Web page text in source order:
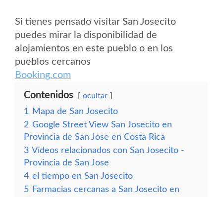
Si tienes pensado visitar San Josecito
puedes mirar la disponibilidad de
alojamientos en este pueblo o en los
pueblos cercanos
Booking.com
Contenidos ocultar
1
Mapa de San Josecito
2 Google Street View San Josecito en
Provincia de San Jose en Costa Rica
3 Vídeos relacionados con San Josecito -
Provincia de San Jose
4 el tiempo en San Josecito
5 Farmacias cercanas a San Josecito en